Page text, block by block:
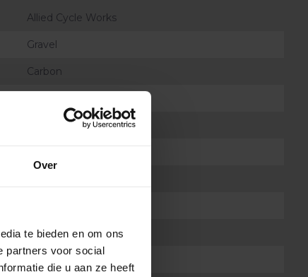
Over
te bieden en om ons
partners voor social
die u aan ze heeft
Allied Cycle Works
Gravel
Carbon
57mm (2.25")
Enve